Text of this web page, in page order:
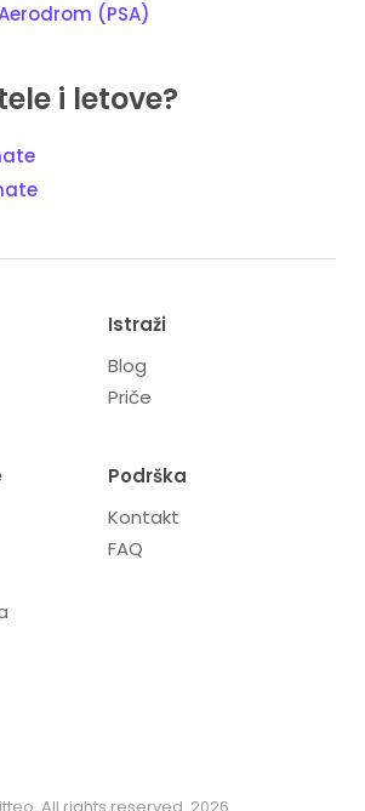
(PSA)
i letove?
Istraži
Blog
Priče
Podrška
Kontakt
FAQ